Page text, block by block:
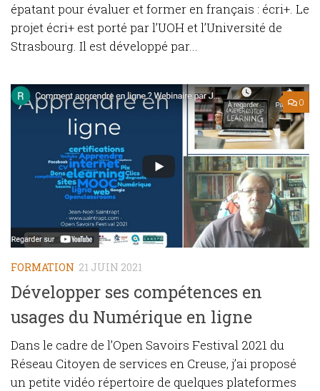
épatant pour évaluer et former en français : écri+. Le
projet écri+ est porté par l’UOH et l’Université de
Strasbourg. Il est développé par...
0
FORMATION 21 JUIN 2021
Développer ses compétences en
usages du Numérique en ligne
Dans le cadre de l’Open Savoirs Festival 2021 du
Réseau Citoyen de services en Creuse, j’ai proposé
un petite vidéo répertoire de quelques plateformes